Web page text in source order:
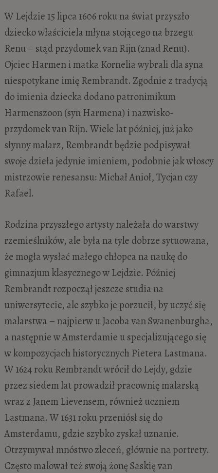
W Lejdzie 15 lipca 1606 roku na świat przyszło
dziecko właściciela młyna stojącego na brzegu
Renu – stąd przydomek van Rijn (znad Renu).
Ojciec Harmen i matka Kornelia wybrali dla syna
niespotykane imię Rembrandt. Zgodnie z tradycją
do imienia dziecka dodano patronimikum
Harmenszoon (syn Harmena) i nazwisko-
przydomek van Rijn. Wiele lat później, już jako
słynny malarz, Rembrandt będzie podpisywał
swoje dzieła jedynie imieniem, podobnie jak włoscy
mistrzowie renesansu: Michał Anioł, Tycjan czy
Rafael.
Rodzina przyszłego artysty należała do warstwy
rzemieślników, ale była na tyle dobrze sytuowana,
że mogła wysłać małego chłopca na naukę do
gimnazjum klasycznego w Lejdzie. Później
Rembrandt rozpoczął jeszcze studia na
uniwersytecie, ale szybko je porzucił, by uczyć się
malarstwa – najpierw u Jacoba van Swanenburgha,
a następnie w Amsterdamie u specjalizującego się
w kompozycjach historycznych Pietera Lastmana.
W 1624 roku Rembrandt wrócił do Lejdy, gdzie
przez siedem lat prowadził pracownię malarską
wraz z Janem Lievensem, również uczniem
Lastmana. W 1631 roku przeniósł się do
Amsterdamu, gdzie szybko zyskał uznanie.
Otrzymywał mnóstwo zleceń, głównie na portrety.
Często malował też swoją żonę Saskię van